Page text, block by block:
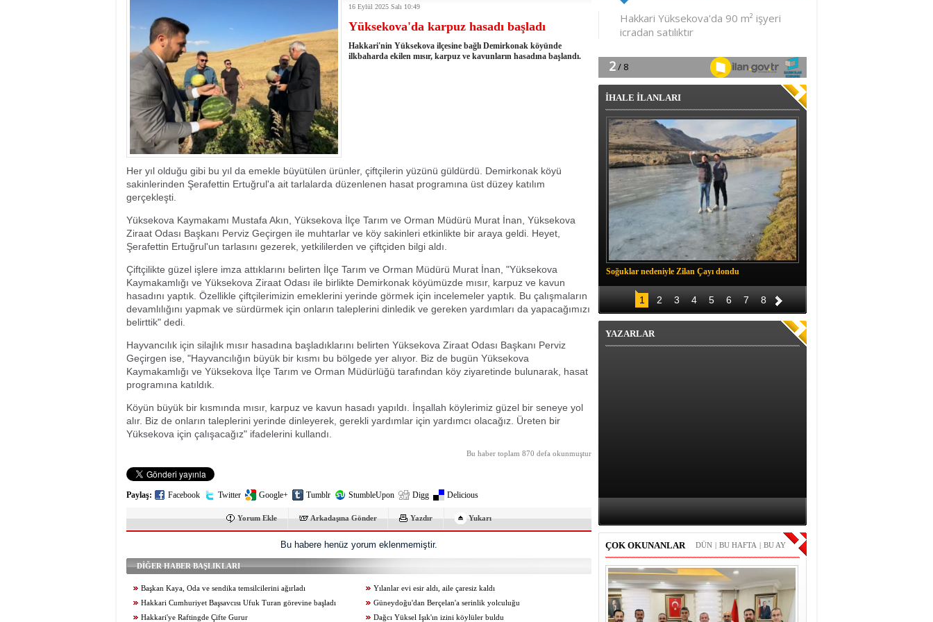
- Hakkari'ye Raftingde Çifte Gurur
17:32
- Dağcı Yüksel Işık'ın izini köylüler buldu
- Hayvanlar Şarbona karşı aşılanıyor
17:27
- Hakkari'de yaz ortasında kış manzarası
19:22
- Cennet-Cehennem Vadisi'nde tarihi güreş finali
19:19- CHP Hakkari ve 26 il başkanını görevden aldı
19:17- Cennet Cehennem Vadisi'nde şampiyonluk mücadelesi start aldı
19:13- Bakan Yardımcısı Çelik, Aşiret Lideri Keskin'i ziyaret etti
19:10- Hakkari'de 503 kilogram Esrar ele geçirildi
19:08- Bakan Yardımcısı Ali Çelik Hakkari’de sevgi seli
16 Eylül 2025 Salı 10:49
Yüksekova'da karpuz hasadı başladı
Hakkari'nin Yüksekova ilçesine bağlı Demirkonak köyünde
ilkbaharda ekilen mısır, karpuz ve kavunların hasadına başlandı.
Her yıl olduğu gibi bu yıl da emekle büyütülen ürünler, çiftçilerin yüzünü güldürdü. Demirkonak köyü
sakinlerinden Şerafettin Ertuğrul'a ait tarlalarda düzenlenen hasat programına üst düzey katılım
gerçekleşti.
Yüksekova Kaymakamı Mustafa Akın, Yüksekova İlçe Tarım ve Orman Müdürü Murat İnan, Yüksekova
Ziraat Odası Başkanı Perviz Geçirgen ile muhtarlar ve köy sakinleri etkinlikte bir araya geldi. Heyet,
Şerafettin Ertuğrul'un tarlasını gezerek, yetkililerden ve çiftçiden bilgi aldı.
Çiftçilikte güzel işlere imza attıklarını belirten İlçe Tarım ve Orman Müdürü Murat İnan, "Yüksekova
Kaymakamlığı ve Yüksekova Ziraat Odası ile birlikte Demirkonak köyümüzde mısır, karpuz ve kavun
hasadını yaptık. Özellikle çiftçilerimizin emeklerini yerinde görmek için incelemeler yaptık. Bu çalışmaların
devamlılığını yapmak ve sürdürmek için onların taleplerini dinledik ve gereken yardımları da yapacağımızı
belirttik" dedi.
Hayvancılık için silajlık mısır hasadına başladıklarını belirten Yüksekova Ziraat Odası Başkanı Perviz
Geçirgen ise, "Hayvancılığın büyük bir kısmı bu bölgede yer alıyor. Biz de bugün Yüksekova
Kaymakamlığı ve Yüksekova İlçe Tarım ve Orman Müdürlüğü tarafından köy ziyaretinde bulunarak, hasat
programına katıldık.
Köyün büyük bir kısmında mısır, karpuz ve kavun hasadı yapıldı. İnşallah köylerimiz güzel bir seneye yol
alır. Biz de onların taleplerini yerinde dinleyerek, gerekli yardımlar için yardımcı olacağız. Üreten bir
Yüksekova için çalışacağız" ifadelerini kullandı.
Bu haber toplam 870 defa okunmuştur
Paylaş: Facebook Twitter Google+ Tumblr StumbleUpon Digg Delicious
Yorum Ekle Arkadaşına Gönder Yazdır Yukarı
Bu habere henüz yorum eklenmemiştir.
DİĞER HABER BAŞLIKLARI
Başkan Kaya, Oda ve sendika temsilcilerini ağırladı
Yılanlar evi esir aldı, aile çaresiz kaldı
Hakkari Cumhuriyet Başsavcısı Ufuk Turan görevine başladı
Güneydoğu'dan Berçelan'a serinlik yolculuğu
Hakkari'ye Raftingde Çifte Gurur
Dağcı Yüksel Işık'ın izini köylüler buldu
İHALE İLANLARI
Soğuklar nedeniyle Zilan Çayı dondu
1 2 3 4 5 6 7 8
YAZARLAR
ÇOK OKUNANLAR BU AY
|
BU HAFTA
|
DÜN